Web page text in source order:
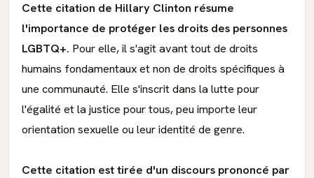
Cette citation de Hillary Clinton résume
l'importance de protéger les droits des personnes
LGBTQ+. Pour elle, il s'agit avant tout de droits
humains fondamentaux et non de droits spécifiques à
une communauté. Elle s'inscrit dans la lutte pour
l'égalité et la justice pour tous, peu importe leur
orientation sexuelle ou leur identité de genre.
Cette citation est tirée d'un discours prononcé par